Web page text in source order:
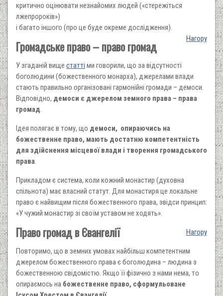
критично оцінювати незнайомих людей («стережіться
лжепророків»)
і багато іншого (про це буде окреме дослідження).
Нагору
Громадське право – право громад
У згаданій вище статті ми говорили, що за відсутності
боголюдини (божественного монарха), джерелами влади
стають правильно організовані гармонійні громади – демоси.
Відповідно, демоси є джерелом земного права – права
громад.
Ідея полягає в тому, що демоси, опираючись на
божественне право, мають достатню компетентність
для здійснення місцевої влади і творення громадського
права.
Прикладом є система, коли кожний монастир (духовна
спільнота) має власний статут. Для монастиря це локальне
право є найвищим після божественного права, звідси принцип:
«У чужий монастир зі своїм уставом не ходять».
Нагору
Право громад в Євангелії
Повторимо, що в земних умовах найбільш компетентним
джерелом божественного права є боголюдина – людина з
божественною свідомістю. Якщо її фізично з нами нема, то
опираємось на божественне право, сформульоване